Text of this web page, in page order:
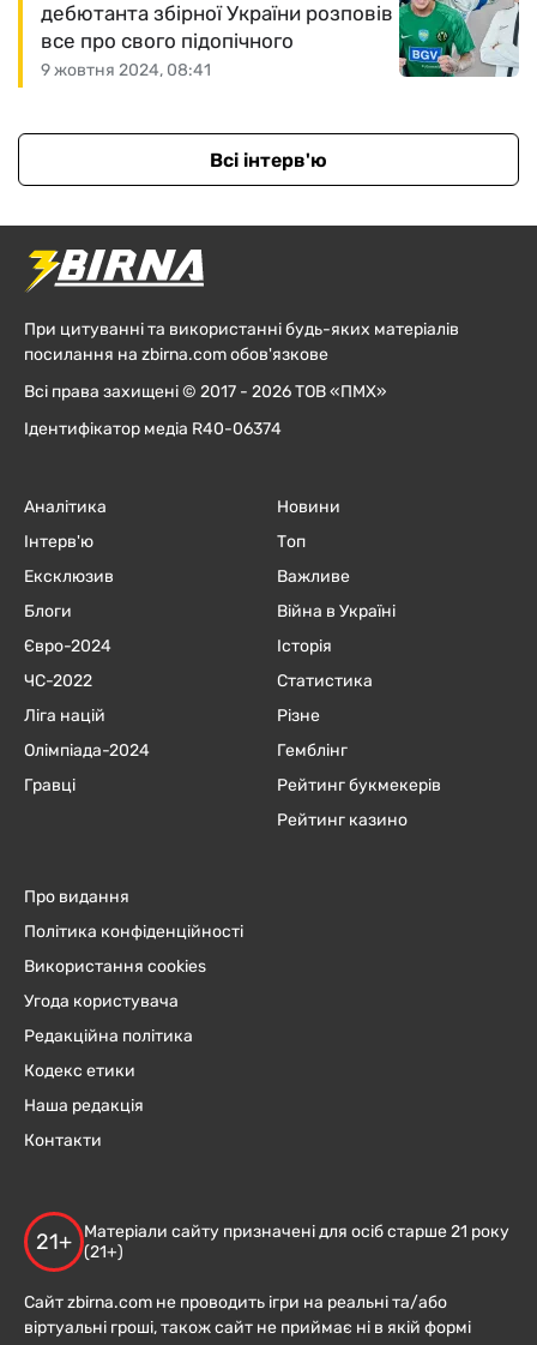
9 жовтня 2024, 08:41
дебютанта збірної України розповів
все про свого підопічного
Всі інтерв'ю
При цитуванні та використанні будь-яких матеріалів
посилання на zbirna.com обов'язкове
Всі права захищені © 2017 - 2026 ТОВ «ПМХ»
Ідентифікатор медіа R40-06374
Аналітика
Інтерв'ю
Ексклюзив
Блоги
Євро-2024
ЧC-2022
Ліга націй
Олімпіада-2024
Гравці
Новини
Топ
Важливе
Війна в Україні
Історія
Статистика
Різне
Гемблінг
Рейтинг букмекерів
Рейтинг казино
Про видання
Політика конфіденційності
Використання cookies
Угода користувача
Редакційна політика
Кодекс етики
Наша редакція
Контакти
21+
Матеріали сайту призначені для осіб старше 21 року
(21+)
Сайт zbirna.com не проводить ігри на реальні та/або
віртуальні гроші, також сайт не приймає ні в якій формі